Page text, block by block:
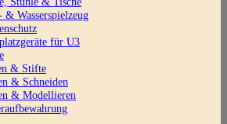
& Wasserspielzeug
für U3
& Stifte
& Schneiden
& Modellieren